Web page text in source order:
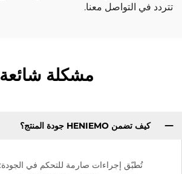
تتردد في التواصل معنا.
مشكلة شائعة
كيف تضمن HENIEMO جودة المنتج؟
تُطبّق إجراءات صارمة للتحكم في